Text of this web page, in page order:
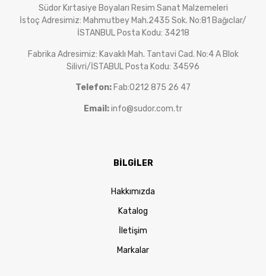
Südor Kırtasiye Boyaları Resim Sanat Malzemeleri
İstoç Adresimiz: Mahmutbey Mah.2435 Sok. No:81 Bağıclar/
İSTANBUL Posta Kodu: 34218
Fabrika Adresimiz: Kavaklı Mah. Tantavi Cad. No:4 A Blok
Silivri/İSTABUL Posta Kodu: 34596
Telefon: Fab:0212 875 26 47
Email:info@sudor.com.tr
BİLGİLER
Hakkımızda
Katalog
İletişim
Markalar